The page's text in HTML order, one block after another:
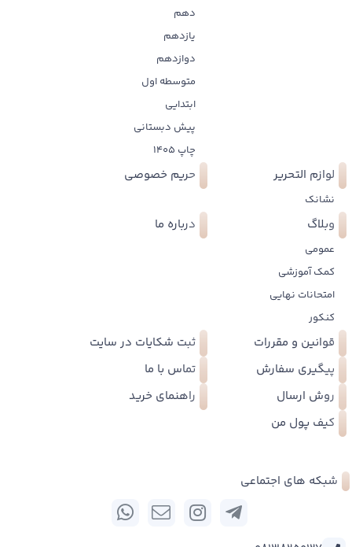
دهم
یازدهم
دوازدهم
متوسطه اول
ابتدایی
پیش دبستانی
چاپ 1405
لوازم التحریر
نشانک
حریم خصوصی
وبلاگ
عمومی
کمک آموزشی
امتحانات نهایی
کنکور
درباره ما
قوانین و مقررات
ثبت شکایات در سایت
پیگیری سفارش
تماس با ما
روش ارسال
راهنمای خرید
کیف پول من
شبکه های اجتماعی